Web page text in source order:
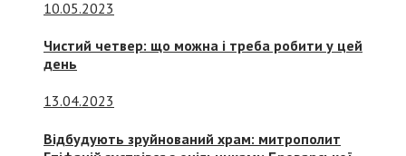
10.05.2023
Чистий четвер: що можна і треба робити у цей
день
13.04.2023
Відбудують зруйнований храм: митрополит